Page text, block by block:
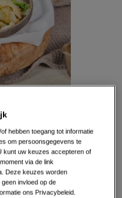
hebben toegang tot informatie
om persoonsgegevens te
kunt uw keuzes accepteren of
via de link
Deze keuzes worden
invloed op de
ons Privacybeleid.